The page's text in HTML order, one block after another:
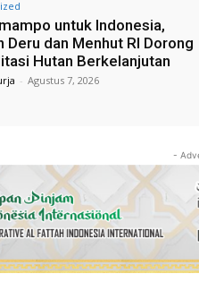
untuk Indonesia,
Deru dan Menhut RI Dorong
Hutan Berkelanjutan
- Agustus 7, 2026
-